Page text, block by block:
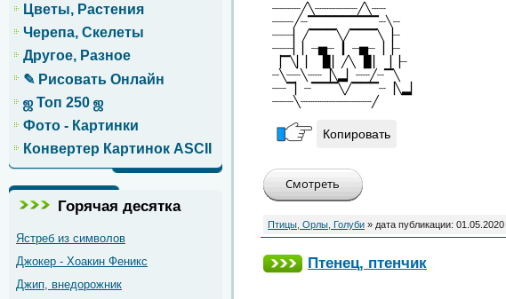
Цветы, Растения
Черепа, Скелеты
Другое, Разное
✎ Рисовать Онлайн
ஜ Топ 250 ஜ
Фото - Картинки
Конвертер Картинок ASCII
Горячая десятка
Ястреб из символов
Джокер - Хоакин Феникс
Джип, внедорожник
┈┈┈┈╱╲┈┈┈┈┈┈╱╲┈┈
┈┈┈╱┈▔▔▔▔▔▔▔▔┈╲┈
┈┈┈▏╱▔▔▔╲╱▔▔▔╲▕┈
┈┈┈▏▏┈▅┈▕▏┈▅┈▕▕┈
▕▔╲▏▏▕▊▏╱╲▕▊▏▕▕┈
┈╲┈┈╲┈┈▕╲▂▏┈┈╱┈▔╲
┈┈▔▏┈▔▔▔╲╱▔▔▔┈▕╲▂▏
┈┈┈╲┈┈┈┈┈┈┈┈┈┈╱
Копировать
Птицы, Орлы, Голуби » дата публикации: 01.05.2020
Птенец, птенчик